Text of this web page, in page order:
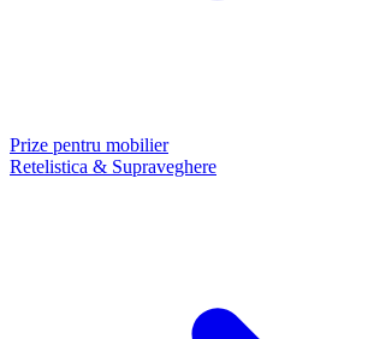
Prize pentru mobilier
Retelistica & Supraveghere